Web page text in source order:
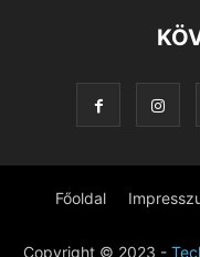
Főoldal
Copyright © 2023 -